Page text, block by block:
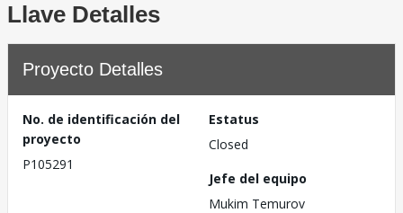
Llave Detalles
Proyecto Detalles
No. de identificación del
proyecto
P105291
Estatus
Closed
Jefe del equipo
Mukim Temurov